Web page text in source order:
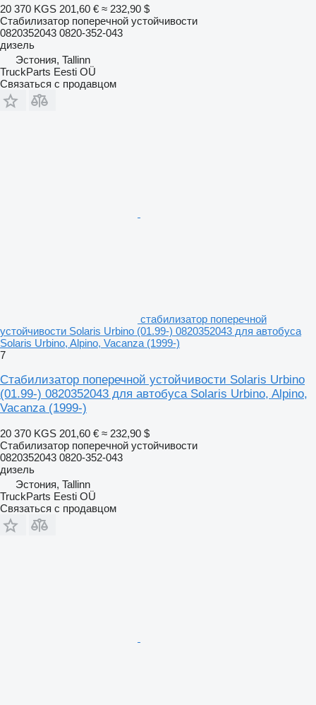
20 370 KGS 201,60 € ≈ 232,90 $
Стабилизатор поперечной устойчивости
0820352043 0820-352-043
дизель
Эстония, Tallinn
TruckParts Eesti OÜ
Связаться с продавцом
стабилизатор поперечной
устойчивости Solaris Urbino (01.99-) 0820352043 для автобуса
Solaris Urbino, Alpino, Vacanza (1999-)
7
Стабилизатор поперечной устойчивости Solaris Urbino
(01.99-) 0820352043 для автобуса Solaris Urbino, Alpino,
Vacanza (1999-)
20 370 KGS 201,60 € ≈ 232,90 $
Стабилизатор поперечной устойчивости
0820352043 0820-352-043
дизель
Эстония, Tallinn
TruckParts Eesti OÜ
Связаться с продавцом